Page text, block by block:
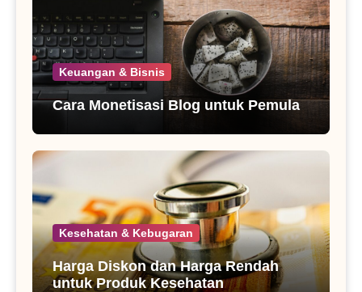
Keuangan & Bisnis
Cara Monetisasi Blog untuk Pemula
Kesehatan & Kebugaran
Harga Diskon dan Harga Rendah
untuk Produk Kesehatan